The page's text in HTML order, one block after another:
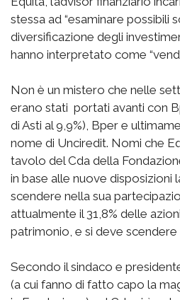
stessa ad “esaminare possibili
diversificazione degli
hanno interpretato come
Non è un mistero che nelle
erano stati portati avanti con
di Asti al 9,9%), Bper e
nome di Unciredit. Nomi che
tavolo del Cda della
in base alle nuove disposizioni
scendere nella sua
attualmente il 31,8% delle
patrimonio, e si deve scendere
Secondo il sindaco e
(a cui fanno di fatto capo la